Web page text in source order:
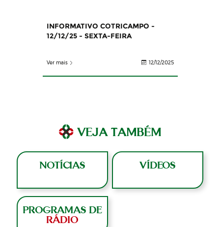
INFORMATIVO COTRICAMPO -
12/12/25 - SEXTA-FEIRA
Ver mais 12/12/2025
VEJA TAMBÉM
NOTÍCIAS VÍDEOS
PROGRAMAS DE
RÁDIO